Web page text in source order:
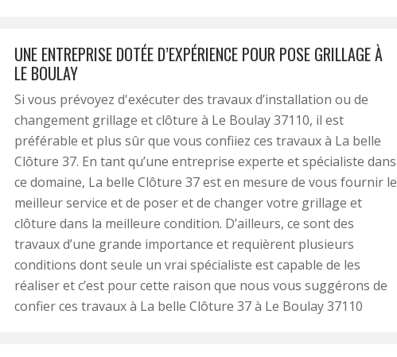
UNE ENTREPRISE DOTÉE D’EXPÉRIENCE POUR POSE GRILLAGE À
LE BOULAY
Si vous prévoyez d'exécuter des travaux d’installation ou de
changement grillage et clôture à Le Boulay 37110, il est
préférable et plus sûr que vous confiiez ces travaux à La belle
Clôture 37. En tant qu’une entreprise experte et spécialiste dans
ce domaine, La belle Clôture 37 est en mesure de vous fournir le
meilleur service et de poser et de changer votre grillage et
clôture dans la meilleure condition. D’ailleurs, ce sont des
travaux d’une grande importance et requièrent plusieurs
conditions dont seule un vrai spécialiste est capable de les
réaliser et c’est pour cette raison que nous vous suggérons de
confier ces travaux à La belle Clôture 37 à Le Boulay 37110